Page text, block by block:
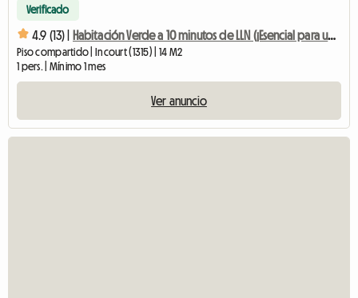
Verificado
4.9 (13) | Habitación Verde a 10 minutos de LLN (¡Esencial para un auto!)
Piso compartido | Incourt (1315) | 14 M2
1 pers. | Mínimo 1 mes
Ver anuncio